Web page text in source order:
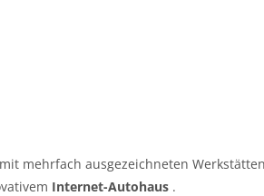
mit mehrfach ausgezeichneten
Internet-Autohaus .